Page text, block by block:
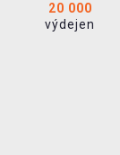
20 000
výdejen